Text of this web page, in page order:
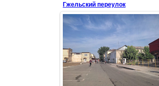
Гжельский переулок
14 Июн 2022
Улица в центре Москвы недалеко
от метро площадь Ильича. Здесь
в XIX веке поселились выходцы из
подмосковного села Гжель.
Okora